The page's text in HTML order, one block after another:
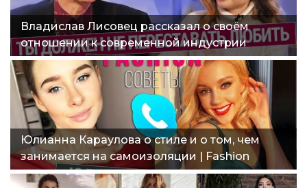
Владислав Лисовец рассказал о своём
отношении к современной индустрии
моды"
Юлианна Караулова о стиле и о том, чем
занимается на самоизоляции | Fashion
советы"